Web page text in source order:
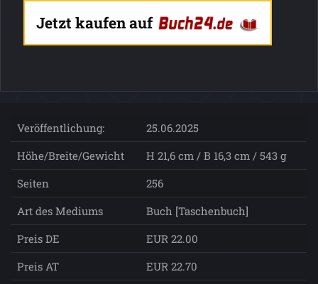
Jetzt kaufen auf
Veröffentlichung:
25.06.2025
Höhe/Breite/Gewicht
H 21,6 cm / B 16,3 cm / 543 g
Seiten
256
Art des Mediums
Buch [Taschenbuch]
Preis DE
EUR 22.00
Preis AT
EUR 22.70